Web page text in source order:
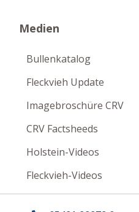
Medien
Bullenkatalog
Fleckvieh Update
Imagebroschüre CRV
CRV Factsheeds
Holstein-Videos
Fleckvieh-Videos
Impressum